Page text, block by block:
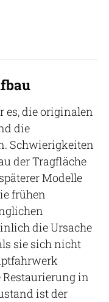
es, die originalen
die
Schwierigkeiten
der Tragfläche
Modelle
frühen
die Ursache
sie sich nicht
in
ist der